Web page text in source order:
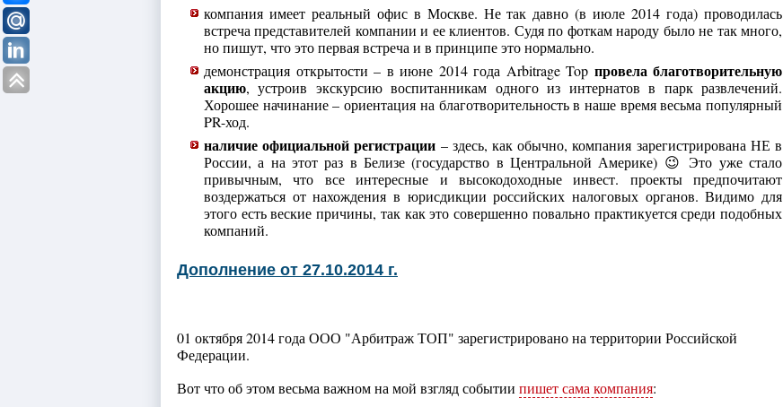
компания имеет реальный офис в Москве. Не так давно (в июле 2014 года) проводилась
встреча представителей компании и ее клиентов. Судя по фоткам народу было не так много,
но пишут, что это первая встреча и в принципе это нормально.
демонстрация открытости – в июне 2014 года Arbitrage Top провела благотворительную
акцию, устроив экскурсию воспитанникам одного из интернатов в парк развлечений.
Хорошее начинание – ориентация на благотворительность в наше время весьма популярный
PR-ход.
наличие официальной регистрации – здесь, как обычно, компания зарегистрирована НЕ в
России, а на этот раз в Белизе (государство в Центральной Америке) 😉 Это уже стало
привычным, что все интересные и высокодоходные инвест. проекты предпочитают
воздержаться от нахождения в юрисдикции российских налоговых органов. Видимо для
этого есть веские причины, так как это совершенно повально практикуется среди подобных
компаний.
Дополнение от 27.10.2014 г.
01 октября 2014 года ООО "Арбитраж ТОП" зарегистрировано на территории Российской
Федерации.
Вот что об этом весьма важном на мой взгляд событии пишет сама компания: